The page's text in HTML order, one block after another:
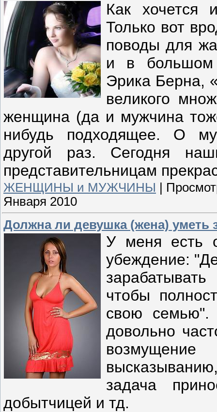
Как хочется
Только вот
поводы для
и в большом
Эрика Берна,
великого
женщина (да и мужчина
нибудь подходящее. О
другой раз. Сегодня
представительницам
ЖЕНЩИНЫ и МУЖЧИНЫ
Января 2010
Должна ли девушка (жена) уметь
У меня есть
убеждение:
чтобы
свою семью".
довольно
задача
добытчицей и тд.